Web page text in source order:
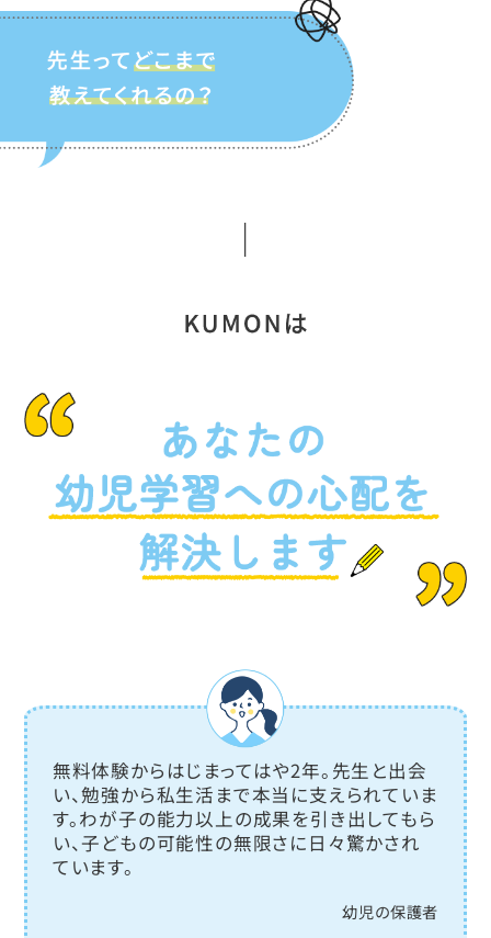
無料体験からはじまってはや2年。先生と出会
い、勉強から私生活まで本当に支えられていま
す。わが子の能力以上の成果を引き出してもら
い、子どもの可能性の無限さに日々驚かされ
ています。
幼児の保護者